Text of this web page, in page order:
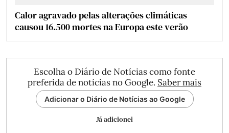
Calor agravado pelas alterações climáticas
causou 16.500 mortes na Europa este verão
Escolha o Diário de Notícias como fonte
preferida de notícias no Google. Saber mais
Adicionar o Diário de Notícias ao Google
Já adicionei